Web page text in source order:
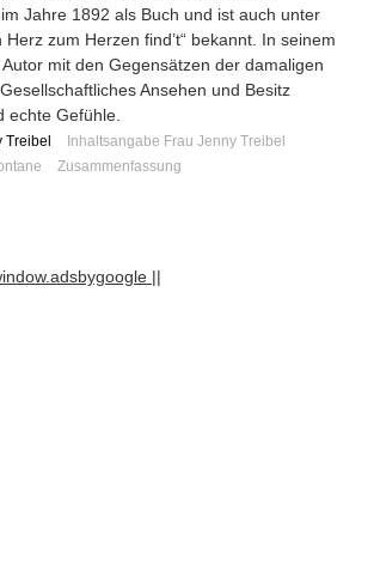
Jahre 1892 als Buch und ist auch unter
zum Herzen find’t“ bekannt. In seinem
mit den Gegensätzen der damaligen
Ansehen und Besitz
echte Gefühle.
Treibel
Inhaltsangabe Frau Jenny Treibel
Zusammenfassung
||